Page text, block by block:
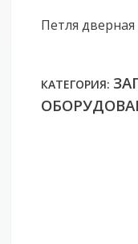
Петля
КАТЕГОРИЯ: